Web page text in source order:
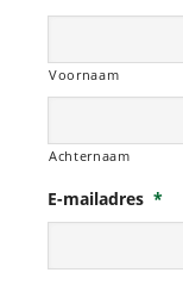
Voornaam
Achternaam
E-mailadres *